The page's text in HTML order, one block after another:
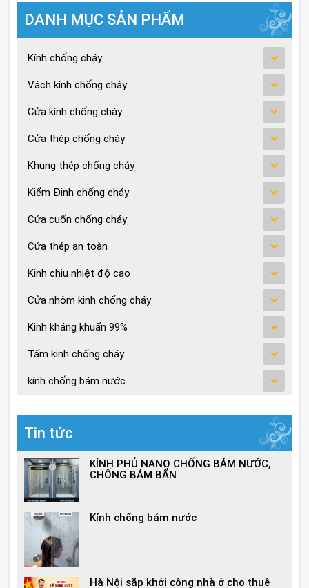
DANH MỤC SẢN PHẨM
Kính chống cháy
Vách kính chống cháy
Cửa kính chống cháy
Cửa thép chống cháy
Khung thép chống cháy
Kiểm Đinh chống cháy
Cửa cuốn chống cháy
Cửa thép an toàn
Kinh chiu nhiệt độ cao
Cửa nhôm kinh chống cháy
Kinh kháng khuẩn 99%
Tấm kinh chống cháy
kính chống bám nước
Tin tức
KÍNH PHỦ NANO CHỐNG BÁM NƯỚC,
CHỐNG BÁM BẨN
Kính chống bám nước
Hà Nội sắp khởi công nhà ở cho thuê